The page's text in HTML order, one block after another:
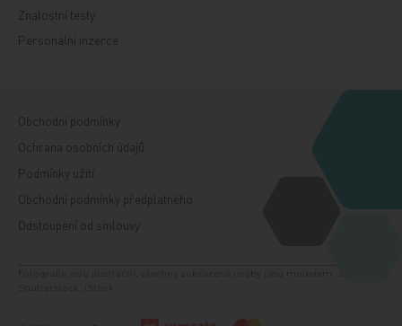
Znalostní testy
Personální inzerce
Obchodní podmínky
Ochrana osobních údajů
Podmínky užití
Obchodní podmínky předplatného
Odstoupení od smlouvy